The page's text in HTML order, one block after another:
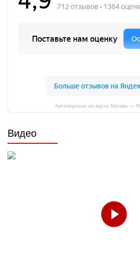
Автоперсона на карте Москвы —
Видео